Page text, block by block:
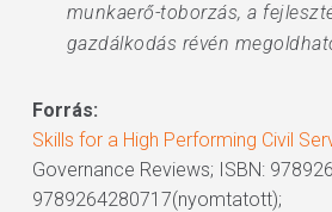
munkaerő-toborzás, a
gazdálkodás révén
Forrás:
Skills for a High Performing Civil
Governance Reviews; ISBN:
9789264280717(nyomtatott);